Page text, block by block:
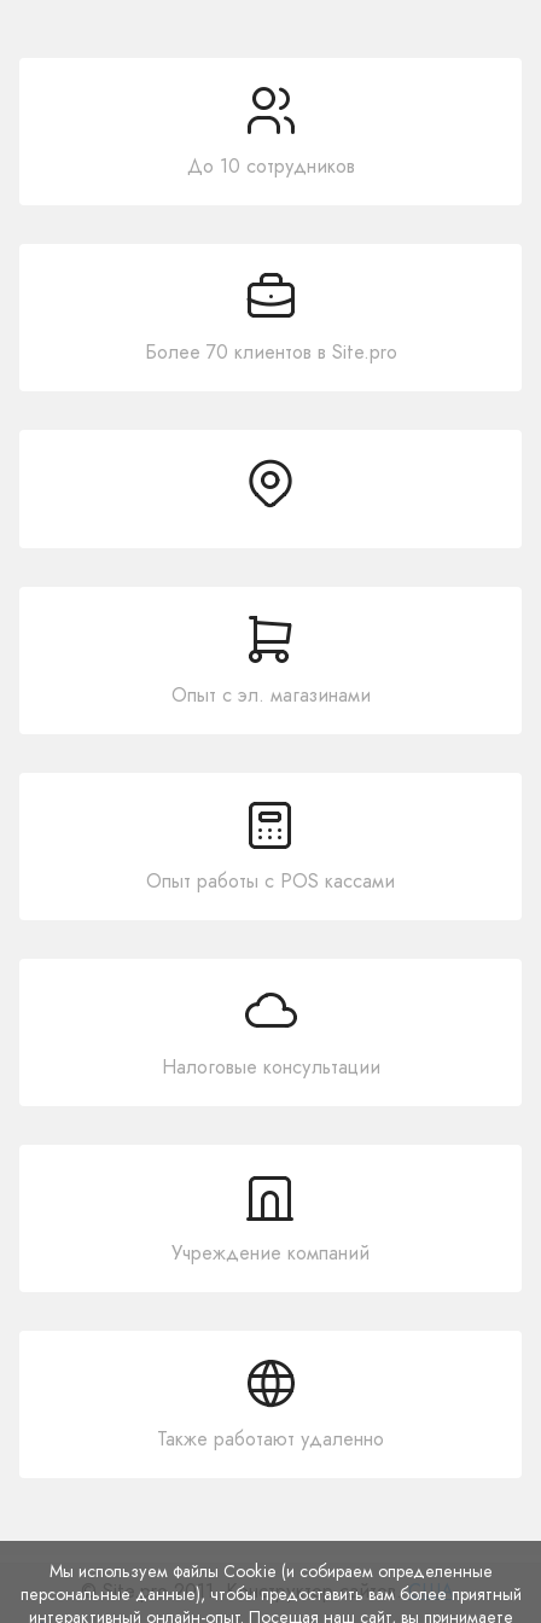
До 10 сотрудников
Более 70 клиентов в Site.pro
Опыт с эл. магазинами
Опыт работы с POS кассами
Налоговые консультации
Учреждение компаний
Также работают удаленно
© Site.pro 2011. Конструктор сайтов.США.
Мы используем файлы Cookie (и собираем определенные
персональные данные), чтобы предоставить вам более приятный
интерактивный онлайн-опыт. Посещая наш сайт, вы принимаете